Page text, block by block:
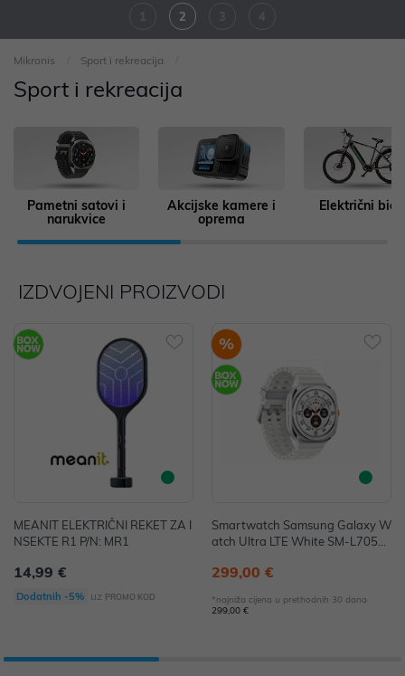
2
Mikronis Sport i rekreacija
Sport i rekreacija
Pametni satovi i
narukvice
Akcijske kamere i
oprema
Električni
IZDVOJENI PROIZVODI
MEANIT ELEKTRIČNI REKET ZA I
NSEKTE R1 P/N: MR1
14,99 €
Dodatnih -5% uz PROMO KOD
%
Smartwatch Samsung Galaxy W
atch Ultra LTE White SM-L705FZ
299,00 €
*najniža cijena u prethodnih 30 dana
299,00 €